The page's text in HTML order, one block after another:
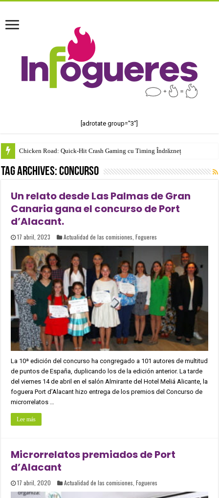
[adrotate group="3"]
Chicken Road: Quick‑Hit Crash Gaming cu Timing Îndrăzneț
Tag Archives:concurso
Un relato desde Las Palmas de Gran
Canaria gana el concurso de Port
d’Alacant.
17 abril, 2023 Actualidad de las comisiones ,Fogueres
La 10ª edición del concurso ha congregado a 101 autores de multitud
de puntos de España, duplicando los de la edición anterior. La tarde
del viernes 14 de abril en el salón Almirante del Hotel Meliá Alicante, la
foguera Port d’Alacant hizo entrega de los premios del Concurso de
microrrelatos …
Lee más
Microrrelatos premiados de Port
d’Alacant
17 abril, 2020 Actualidad de las comisiones ,Fogueres